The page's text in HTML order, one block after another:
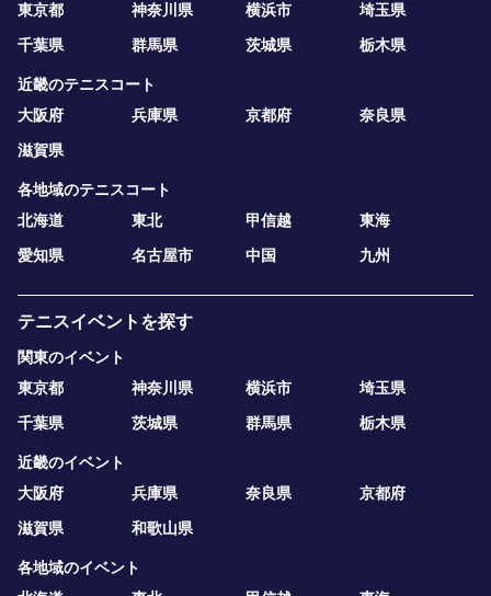
東京都
神奈川県 横浜市
埼玉県
千葉県
群馬県 茨城県 栃木県
近畿のテニスコート
大阪府
兵庫県 京都府
奈良県
滋賀県
各地域のテニスコート
北海道
東北 甲信越
東海
愛知県
名古屋市 中国 九州
テニスイベントを探す
関東のイベント
東京都
神奈川県 横浜市
埼玉県
千葉県
茨城県 群馬県 栃木県
近畿のイベント
大阪府
兵庫県 奈良県
京都府
滋賀県
和歌山県
各地域のイベント